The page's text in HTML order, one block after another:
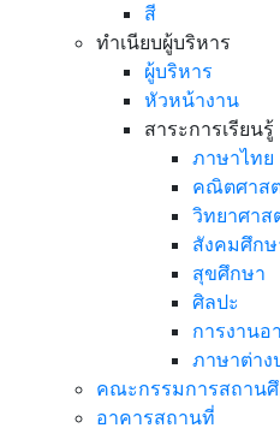
สี
ทำเนียบผู้บริหาร
ผู้บริหาร
หัวหน้างาน
สาระการเรียนรู้
ภาษาไทย
คณิตศาส
วิทยาศาส
สังคมศึก
สุขศึกษา
ศิลปะ
การงานอ
ภาษาต่าง
คณะกรรมการสถาน
อาคารสถานที่